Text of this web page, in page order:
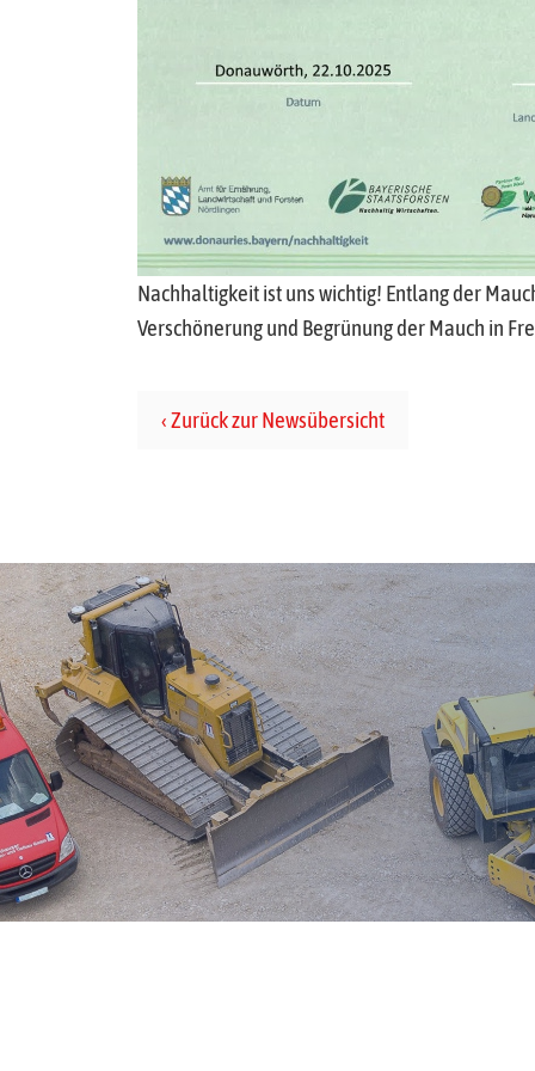
Nachhaltigkeit ist uns wichtig! Entlang der
Verschönerung und Begrünung der Mauch in
Zurück zur Newsübersicht